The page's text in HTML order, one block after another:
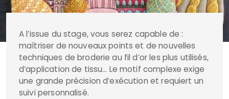
A l’issue du stage, vous serez capable de :
maîtriser de nouveaux points et de nouvelles
techniques de broderie au fil d’or les plus utilisés,
d’application de tissu… Le motif complexe exige
une grande précision d’exécution et requiert un
suivi personnalisé.